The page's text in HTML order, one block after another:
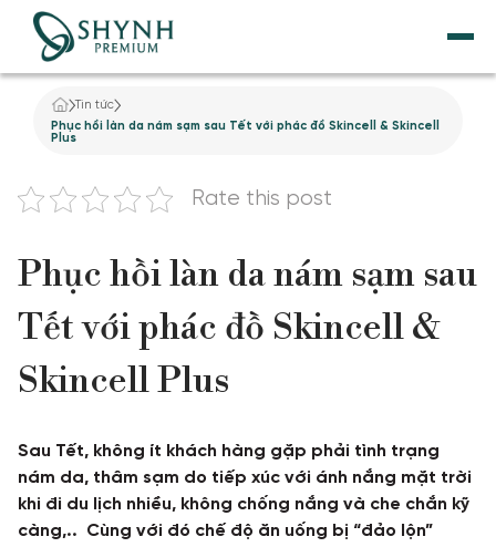
TRANG CHỦ
THẨM MỸ NỘI KHOA
DỊCH VỤ GIẢM BÉO
ĐIỀU TRỊ DA
TƯ VẤN
Tin tức
Phục hồi làn da nám sạm sau Tết với phác đồ Skincell & Skincell
Plus
Rate this post
Phục hồi làn da nám sạm sau
Tết với phác đồ Skincell &
Skincell Plus
Sau Tết, không ít khách hàng gặp phải tình trạng
nám da, thâm sạm do tiếp xúc với ánh nắng mặt trời
khi đi du lịch nhiều, không chống nắng và che chắn kỹ
càng,.. Cùng với đó chế độ ăn uống bị “đảo lộn”